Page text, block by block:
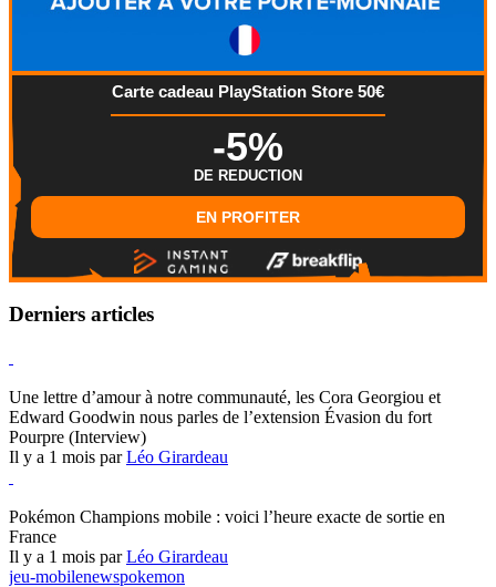
Carte cadeau PlayStation Store 50€
-5%
DE REDUCTION
EN PROFITER
Derniers articles
Une lettre d’amour à notre communauté, les Cora Georgiou et
Edward Goodwin nous parles de l’extension Évasion du fort
Pourpre (Interview)
Il y a 1 mois parLéo Girardeau
Pokémon Champions mobile : voici l’heure exacte de sortie en
France
Il y a 1 mois parLéo Girardeau
jeu-mobilenewspokemon